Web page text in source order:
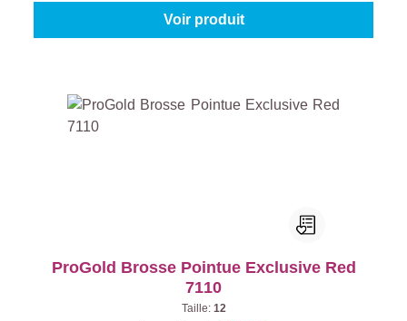
Voir produit
ProGold Brosse Pointue Exclusive Red
7110
Taille: 12